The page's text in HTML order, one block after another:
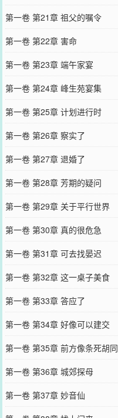
第一卷 第21章 祖父的嘱令
第一卷 第22章 害命
第一卷 第23章 端午家宴
第一卷 第24章 峰生苑宴集
第一卷 第25章 计划进行时
第一卷 第26章 察实了
第一卷 第27章 退婚了
第一卷 第28章 芳期的疑问
第一卷 第29章 关于平行世界
第一卷 第30章 真的很危急
第一卷 第31章 可去找晏迟
第一卷 第32章 这一桌子美食
第一卷 第33章 答应了
第一卷 第34章 好像可以建交
第一卷 第35章 前方像条死胡同
第一卷 第36章 城郊探母
第一卷 第37章 妙音仙